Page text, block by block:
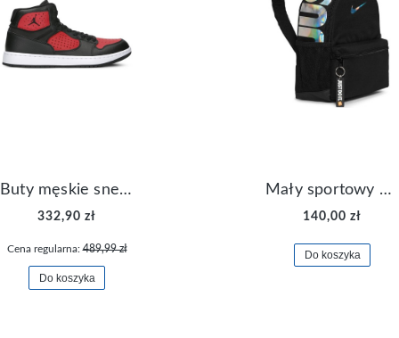
Buty męskie sneakersy Jordan Access AR3762-006
332,90 zł
Cena regularna:489,99 zł
Do koszyka
Mały sportowy plecak plecaczek Nike Brasilia JDI DR6091-017
140,00 zł
Do koszyka